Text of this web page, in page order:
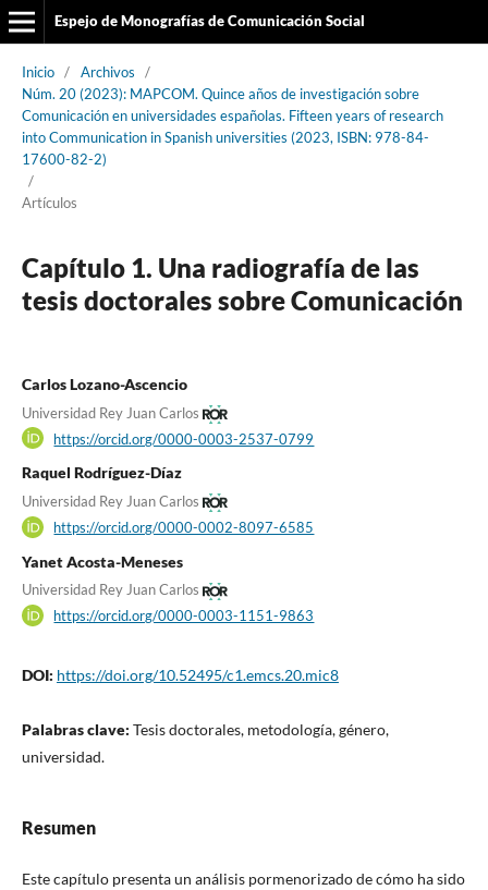
Espejo de Monografías de Comunicación Social
Inicio / Archivos
/
Núm. 20 (2023): MAPCOM. Quince años de investigación sobre
Comunicación en universidades españolas. Fifteen years of research
into Communication in Spanish universities (2023, ISBN: 978-84-
17600-82-2)
/
Artículos
Capítulo 1. Una radiografía de las
tesis doctorales sobre Comunicación
Carlos Lozano-Ascencio
Universidad Rey Juan Carlos
https://orcid.org/0000-0003-2537-0799
Raquel Rodríguez-Díaz
Universidad Rey Juan Carlos
https://orcid.org/0000-0002-8097-6585
Yanet Acosta-Meneses
Universidad Rey Juan Carlos
https://orcid.org/0000-0003-1151-9863
DOI: https://doi.org/10.52495/c1.emcs.20.mic8
Palabras clave: Tesis doctorales, metodología, género,
universidad.
Resumen
Este capítulo presenta un análisis pormenorizado de cómo ha sido